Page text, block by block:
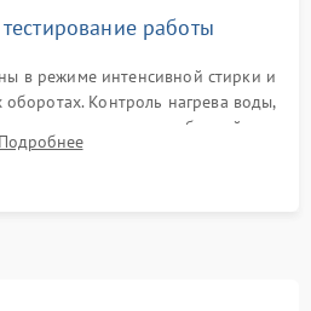
работы
в режиме интенсивной стирки и
Контроль нагрева воды,
излишних вибраций,
и протечек под корпусом.
Подробнее